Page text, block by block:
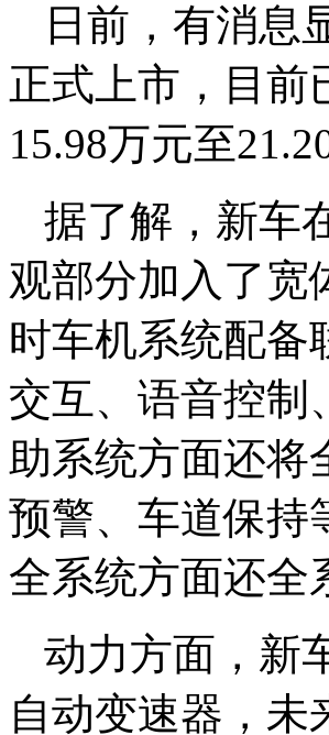
日前，有消息
正式上市，目前
15.98万元至
据了解，新车
观部分加入了宽
时车机系统配备
交互、语音控制
助系统方面还将
预警、车道保持
全系统方面还全
动力方面，新
自动变速器，未